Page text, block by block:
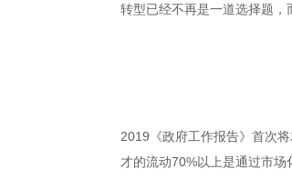
转型已经不再是一道选择题，
2019《政府工作报告》首次
才的流动70%以上是通过市